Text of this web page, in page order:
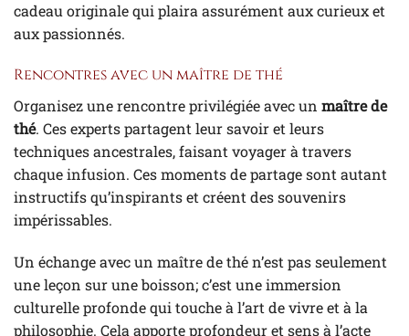
cadeau originale qui plaira assurément aux curieux et
aux passionnés.
Rencontres avec un maître de thé
Organisez une rencontre privilégiée avec un maître de
thé. Ces experts partagent leur savoir et leurs
techniques ancestrales, faisant voyager à travers
chaque infusion. Ces moments de partage sont autant
instructifs qu’inspirants et créent des souvenirs
impérissables.
Un échange avec un maître de thé n’est pas seulement
une leçon sur une boisson; c’est une immersion
culturelle profonde qui touche à l’art de vivre et à la
philosophie. Cela apporte profondeur et sens à l’acte